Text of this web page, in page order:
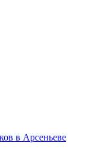
в Арсеньеве